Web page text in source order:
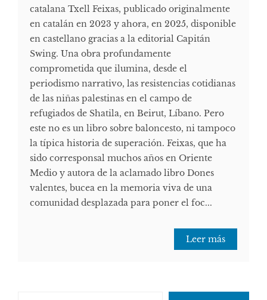
catalana Txell Feixas, publicado originalmente
en catalán en 2023 y ahora, en 2025, disponible
en castellano gracias a la editorial Capitán
Swing. Una obra profundamente
comprometida que ilumina, desde el
periodismo narrativo, las resistencias cotidianas
de las niñas palestinas en el campo de
refugiados de Shatila, en Beirut, Líbano. Pero
este no es un libro sobre baloncesto, ni tampoco
la típica historia de superación. Feixas, que ha
sido corresponsal muchos años en Oriente
Medio y autora de la aclamado libro Dones
valentes, bucea en la memoria viva de una
comunidad desplazada para poner el foc...
Leer más